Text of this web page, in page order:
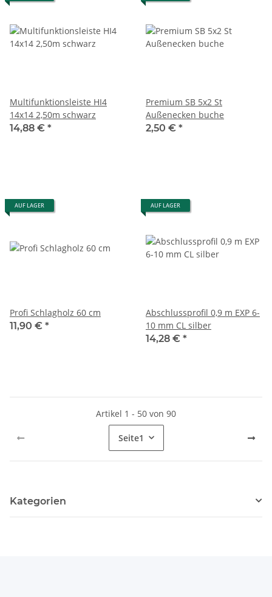
Multifunktionsleiste HI4
14x14 2,50m schwarz
14,88 € *
Premium SB 5x2 St
Außenecken buche
2,50 € *
AUF LAGER
Profi Schlagholz 60 cm
11,90 € *
AUF LAGER
Abschlussprofil 0,9 m EXP 6-
10 mm CL silber
14,28 € *
Artikel 1 - 50 von 90
Seite1
Kategorien